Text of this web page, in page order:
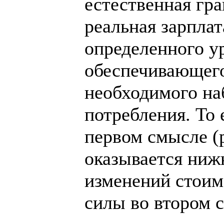
реальная
определенного
необходимого
потребления. То
первом смысле
оказывается
изменений
силы во втором